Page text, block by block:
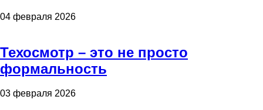
04 февраля 2026
Техосмотр – это не просто
формальность
03 февраля 2026